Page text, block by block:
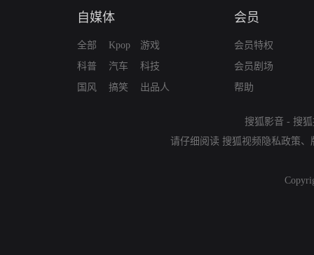
自媒体
全部
科普
国风
Kpop
汽车
搞笑
游戏
科技
出品人
会员
会员特权
会员剧场
帮助
搜狐影音 - 搜
请仔细阅读 搜狐视频隐私政策、